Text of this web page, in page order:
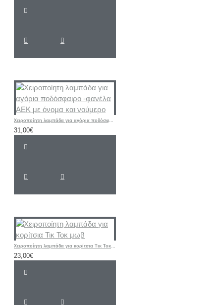
Χειροποίητη λαμπάδα για αγόρια ποδόσφαιρο -φανέλα ΑΕΚ με όνομα και νούμερο
31,00€
Χειροποίητη λαμπάδα για κορίτσια Τικ Τοκ μωβ
23,00€